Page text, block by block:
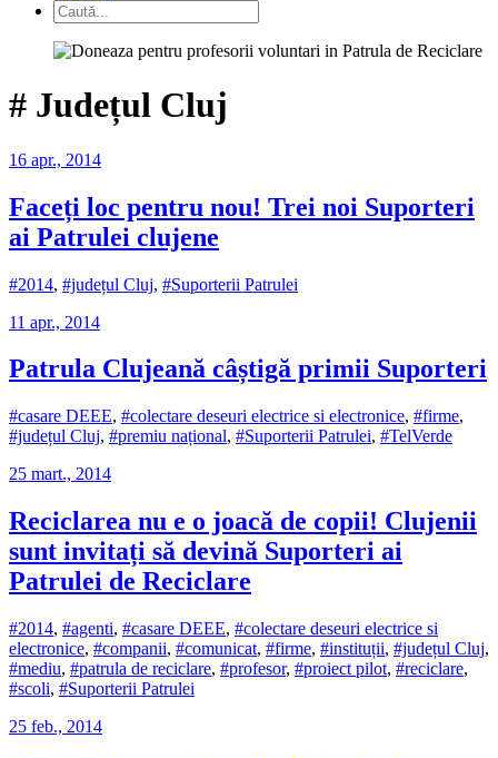
# Județul Cluj
16 apr., 2014
Faceți loc pentru nou! Trei noi Suporteri
ai Patrulei clujene
#2014, #județul Cluj, #Suporterii Patrulei
11 apr., 2014
Patrula Clujeană câștigă primii Suporteri
#casare DEEE, #colectare deseuri electrice si electronice, #firme,
#județul Cluj, #premiu național, #Suporterii Patrulei, #TelVerde
25 mart., 2014
Reciclarea nu e o joacă de copii! Clujenii
sunt invitați să devină Suporteri ai
Patrulei de Reciclare
#2014, #agenti, #casare DEEE, #colectare deseuri electrice si
electronice, #companii, #comunicat, #firme, #instituții, #județul Cluj,
#mediu, #patrula de reciclare, #profesor, #proiect pilot, #reciclare,
#scoli, #Suporterii Patrulei
25 feb., 2014